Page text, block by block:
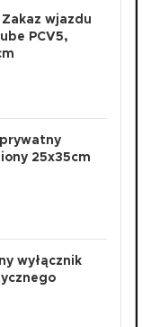
wjazdu
PCV5,
25x35cm
wyłącznik